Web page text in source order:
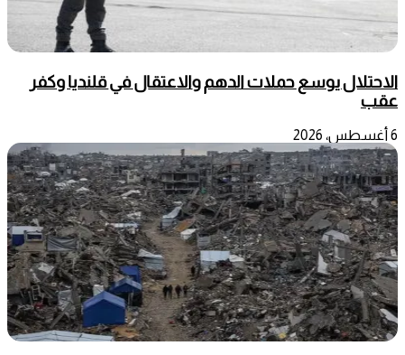
الاحتلال يوسع حملات الدهم والاعتقال في قلنديا وكفر
عقب
6 أغسطس، 2026